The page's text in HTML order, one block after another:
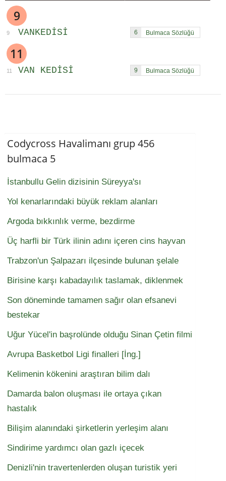
9
9 VANKEDISI 6
11
11 VAN KEDISI 9
Codycross Havalimanı grup 456
bulmaca 5
İstanbullu Gelin dizisinin Süreyya'sı
Yol kenarlarındaki büyük reklam alanları
Argoda bıkkınlık verme, bezdirme
Üç harfli bir Türk ilinin adını içeren cins hayvan
Trabzon'un Şalpazarı ilçesinde bulunan şelale
Birisine karşı kabadayılık taslamak, diklenmek
Son döneminde tamamen sağır olan efsanevi
bestekar
Uğur Yücel'in başrolünde olduğu Sinan Çetin filmi
Avrupa Basketbol Ligi finalleri [İng.]
Kelimenin kökenini araştıran bilim dalı
Damarda balon oluşması ile ortaya çıkan
hastalık
Bilişim alanındaki şirketlerin yerleşim alanı
Sindirime yardımcı olan gazlı içecek
Denizli'nin travertenlerden oluşan turistik yeri